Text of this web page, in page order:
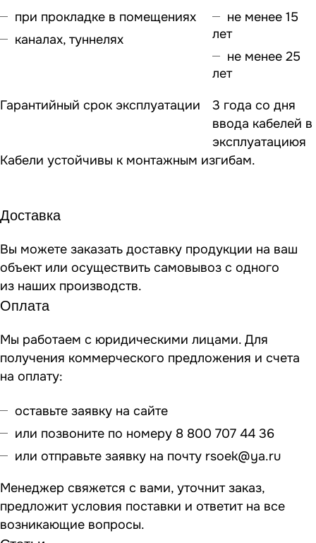
при прокладке в помещениях
каналах, туннелях
не менее 15
лет
не менее 25
лет
Гарантийный срок эксплуатации
3 года со дня
ввода кабелей в
эксплуатациюя
Кабели устойчивы к монтажным изгибам.
Доставка
Вы можете заказать доставку продукции на ваш
объект или осуществить самовывоз с одного
из наших производств.
Оплата
Мы работаем с юридическими лицами. Для
получения коммерческого предложения и счета
на оплату:
оставьте заявку на сайте
или позвоните по номеру 8 800 707 44 36
или отправьте заявку на почту rsoek@ya.ru
Менеджер свяжется с вами, уточнит заказ,
предложит условия поставки и ответит на все
возникающие вопросы.